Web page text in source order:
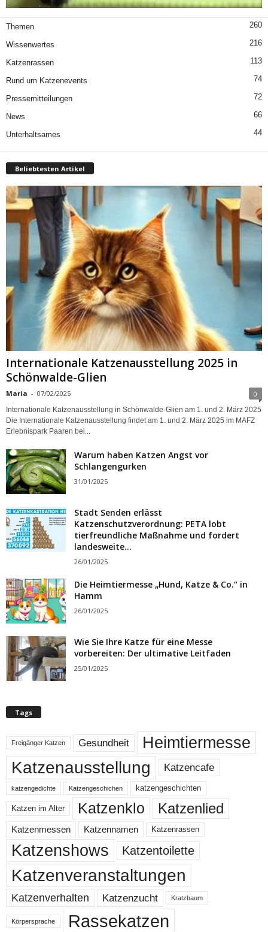
Themen 260
Wissenwertes 216
Katzenrassen 113
Rund um Katzenevents 74
Pressemitteilungen 72
News 66
Unterhaltsames 44
Beliebtesten Artikel
Internationale Katzenausstellung 2025 in
Schönwalde-Glien
Maria - 07/02/2025 0
Internationale Katzenausstellung in Schönwalde-Glien am 1. und 2. März 2025
Die Internationale Katzenausstellung findet am 1. und 2. März 2025 im MAFZ
Erlebnispark Paaren bei...
Warum haben Katzen Angst vor
Schlangengurken
31/01/2025
Stadt Senden erlässt
Katzenschutzverordnung: PETA lobt
tierfreundliche Maßnahme und fordert
landesweite...
26/01/2025
Die Heimtiermesse „Hund, Katze & Co.“ in
Hamm
26/01/2025
Wie Sie Ihre Katze für eine Messe
vorbereiten: Der ultimative Leitfaden
25/01/2025
Tags
Freigänger Katzen Gesundheit Heimtiermesse
Katzenausstellung Katzencafe
katzengedichte Katzengeschichen katzengeschichten
Katzen im Alter Katzenklo Katzenlied
Katzenmessen Katzennamen Katzenrassen
Katzenshows Katzentoilette
Katzenveranstaltungen
Katzenverhalten Katzenzucht Kratzbaum
Körpersprache Rassekatzen